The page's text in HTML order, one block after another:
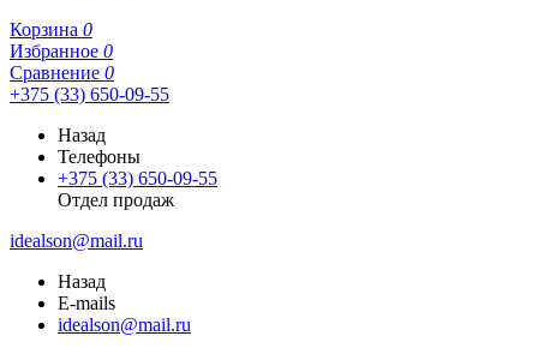
Корзина 0
Избранное 0
Сравнение 0
+375 (33) 650-09-55
Назад
Телефоны
+375 (33) 650-09-55
Отдел продаж
idealson@mail.ru
Назад
E-mails
idealson@mail.ru